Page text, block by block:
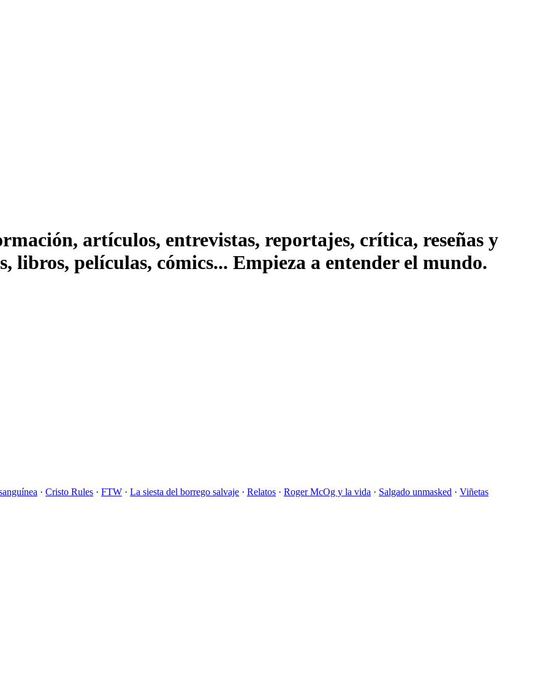
artículos, entrevistas, reportajes, crítica, reseñas y
libros, películas, cómics... Empieza a entender el mundo.
· Cristo Rules · FTW · La siesta del borrego salvaje · Relatos · Roger McOg y la vida · Salgado unmasked · Viñetas